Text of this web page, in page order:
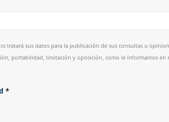
tratará sus datos para la publicación de sus consultas u
portabilidad, limitación y oposición, como le informamos en
*